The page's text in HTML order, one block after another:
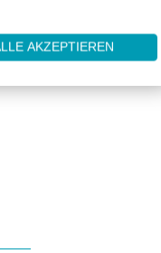
AKZEPTIEREN